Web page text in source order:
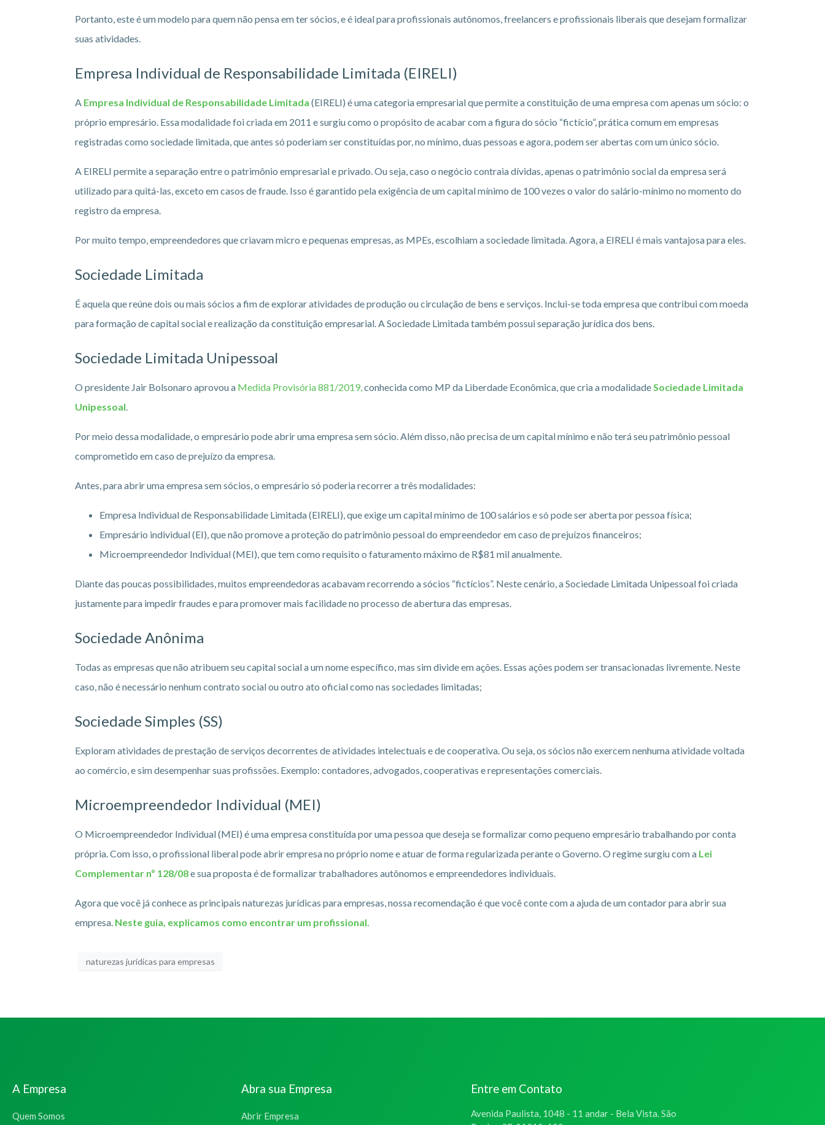
Portanto, este é um modelo para quem não pensa em ter sócios, e é ideal para profissionais autônomos, freelancers e profissionais liberais que desejam formalizar
suas atividades.
Empresa Individual de Responsabilidade Limitada (EIRELI)
A Empresa Individual de Responsabilidade Limitada (EIRELI) é uma categoria empresarial que permite a constituição de uma empresa com apenas um sócio: o
próprio empresário. Essa modalidade foi criada em 2011 e surgiu como o propósito de acabar com a figura do sócio “fictício”, prática comum em empresas
registradas como sociedade limitada, que antes só poderiam ser constituídas por, no mínimo, duas pessoas e agora, podem ser abertas com um único sócio.
A EIRELI permite a separação entre o patrimônio empresarial e privado. Ou seja, caso o negócio contraia dívidas, apenas o patrimônio social da empresa será
utilizado para quitá-las, exceto em casos de fraude. Isso é garantido pela exigência de um capital mínimo de 100 vezes o valor do salário-mínimo no momento do
registro da empresa.
Por muito tempo, empreendedores que criavam micro e pequenas empresas, as MPEs, escolhiam a sociedade limitada. Agora, a EIRELI é mais vantajosa para eles.
Sociedade Limitada
É aquela que reúne dois ou mais sócios a fim de explorar atividades de produção ou circulação de bens e serviços. Inclui-se toda empresa que contribui com moeda
para formação de capital social e realização da constituição empresarial. A Sociedade Limitada também possui separação jurídica dos bens.
Sociedade Limitada Unipessoal
O presidente Jair Bolsonaro aprovou a Medida Provisória 881/2019,conhecida como MP da Liberdade Econômica, que cria a modalidadeSociedade Limitada
Unipessoal.
Por meio dessa modalidade, o empresário pode abrir uma empresa sem sócio. Além disso, não precisa de um capital mínimo e não terá seu patrimônio pessoal
comprometido em caso de prejuízo da empresa.
Antes, para abrir uma empresa sem sócios, o empresário só poderia recorrer a três modalidades:
Empresa Individual de Responsabilidade Limitada (EIRELI), que exige um capital mínimo de 100 salários e só pode ser aberta por pessoa física;
Empresário individual (EI), que não promove a proteção do patrimônio pessoal do empreendedor em caso de prejuízos financeiros;
Microempreendedor Individual (MEI), que tem como requisito o faturamento máximo de R$81 mil anualmente.
Diante das poucas possibilidades, muitos empreendedoras acabavam recorrendo a sócios “fictícios”. Neste cenário, a Sociedade Limitada Unipessoal foi criada
justamente para impedir fraudes e para promover mais facilidade no processo de abertura das empresas.
Sociedade Anônima
Todas as empresas que não atribuem seu capital social a um nome específico, mas sim divide em ações. Essas ações podem ser transacionadas livremente. Neste
caso, não é necessário nenhum contrato social ou outro ato oficial como nas sociedades limitadas;
Sociedade Simples (SS)
Exploram atividades de prestação de serviços decorrentes de atividades intelectuais e de cooperativa. Ou seja, os sócios não exercem nenhuma atividade voltada
ao comércio, e sim desempenhar suas profissões. Exemplo: contadores, advogados, cooperativas e representações comerciais.
Microempreendedor Individual (MEI)
O Microempreendedor Individual (MEI) é uma empresa constituída por uma pessoa que deseja se formalizar como pequeno empresário trabalhando por conta
própria. Com isso, o profissional liberal pode abrir empresa no próprio nome e atuar de forma regularizada perante o Governo. O regime surgiu com a Lei
Complementar nº 128/08e sua proposta é de formalizar trabalhadores autônomos e empreendedores individuais.
Agora que você já conhece as principais naturezas jurídicas para empresas, nossa recomendação é que você conte com a ajuda de um contador para abrir sua
empresa. Neste guia, explicamos como encontrar um profissional.
naturezas jurídicas para empresas
A Empresa
Quem Somos
Abra sua Empresa
Abrir Empresa
Entre em Contato
Avenida Paulista, 1048 - 11 andar - Bela Vista. São